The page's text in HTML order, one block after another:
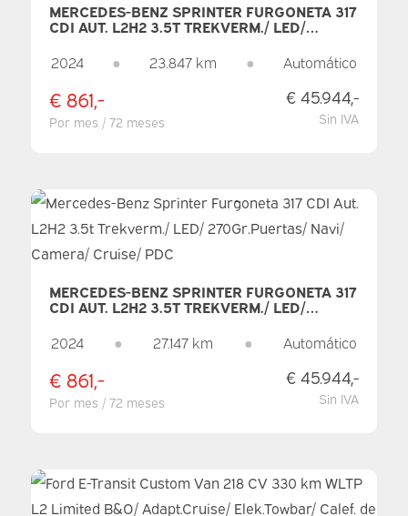
MERCEDES-BENZ SPRINTER FURGONETA 317
CDI AUT. L2H2 3.5T TREKVERM./ LED/
PDC
2024 ● 23.847 km ● Automático
€ 861,-
Por mes / 72 meses
€ 45.944,-
Sin IVA
MERCEDES-BENZ SPRINTER FURGONETA 317
CDI AUT. L2H2 3.5T TREKVERM./ LED/
PDC
2024 ● 27.147 km ● Automático
€ 861,-
Por mes / 72 meses
€ 45.944,-
Sin IVA